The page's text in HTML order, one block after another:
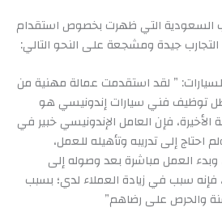
السعودية التي ظهرت بخصوص استقدام
جيدة ومشجعة على النحو التالي:
” لقد استقدمت عمالة مهنية من
توظيف فني سيارات إندونيسي هو
الأخيرة، فإن العامل الإندونيسي خبير في
احتاج إلى تدريبه وتأهيله للعمل،
وبدء العمل مباشرة بعد وصوله إلى
سبب في زيادة العملاء لدي؛ بسبب
والحرص على رضاهم”